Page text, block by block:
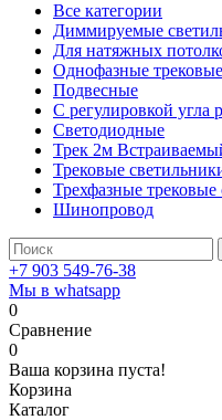
Все категории
Диммируемые
Для натяжных
Однофазные
Подвесные
С регулировкой угла
Светодиодные
Трек 2м
Трековые
Трехфазные трековые
Шинопровод
+7 903 549-76-38
Мы в whatsapp
0
Сравнение
0
Ваша корзина пуста!
Корзина
Каталог